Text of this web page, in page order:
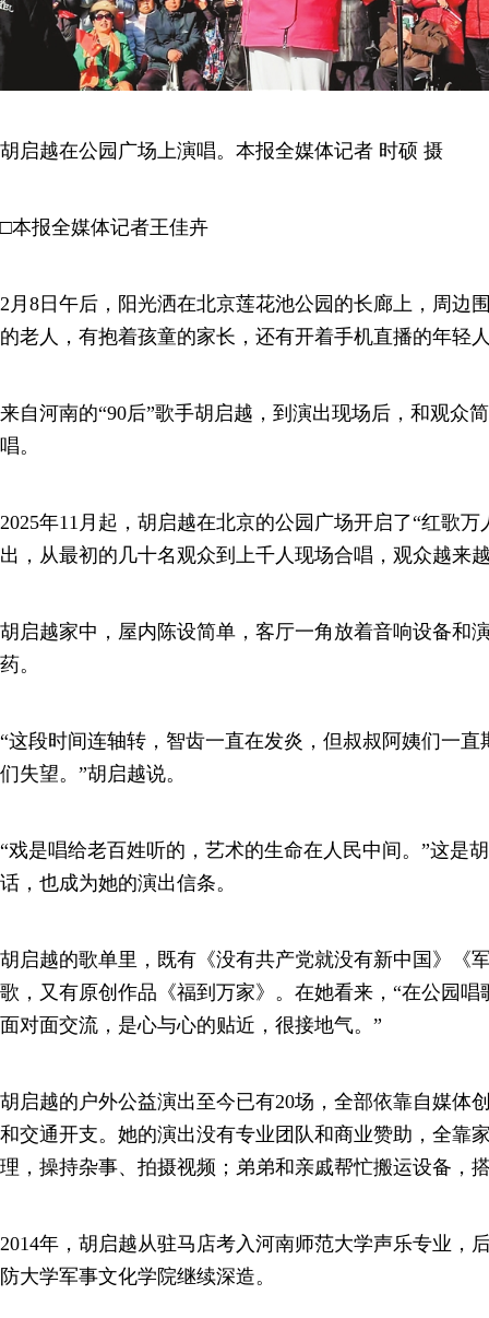
胡启越在公园广场上演唱。本报全媒体记者 时硕 摄
□本报全媒体记者王佳卉
2月8日午后，阳光洒在北京莲花池公园的长廊上，周边
的老人，有抱着孩童的家长，还有开着手机直播的年轻
来自河南的“90后”歌手胡启越，到演出现场后，和观众
唱。
2025年11月起，胡启越在北京的公园广场开启了“红歌
出，从最初的几十名观众到上千人现场合唱，观众越来
胡启越家中，屋内陈设简单，客厅一角放着音响设备和
药。
“这段时间连轴转，智齿一直在发炎，但叔叔阿姨们一
们失望。”胡启越说。
“戏是唱给老百姓听的，艺术的生命在人民中间。”这是
话，也成为她的演出信条。
胡启越的歌单里，既有《没有共产党就没有新中国》《
歌，又有原创作品《福到万家》。在她看来，“在公园
面对面交流，是心与心的贴近，很接地气。”
胡启越的户外公益演出至今已有20场，全部依靠自媒体
和交通开支。她的演出没有专业团队和商业赞助，全
理，操持杂事、拍摄视频；弟弟和亲戚帮忙搬运设备，
2014年，胡启越从驻马店考入河南师范大学声乐专业，
防大学军事文化学院继续深造。